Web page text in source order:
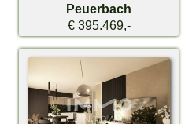
Peuerbach
€ 395.469,-